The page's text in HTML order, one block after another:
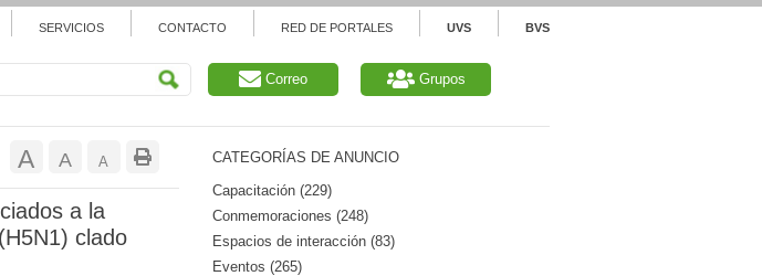
SERVICIOS CONTACTO RED DE PORTALES UVS BVS
Correo Grupos
A Reducir
de
ARestablecer
tamaño
de
AAumentar
tamaño
de
a la
clado
CATEGORÍAS DE ANUNCIO
Capacitación (229)
Conmemoraciones (248)
Espacios de interacción (83)
Eventos (265)